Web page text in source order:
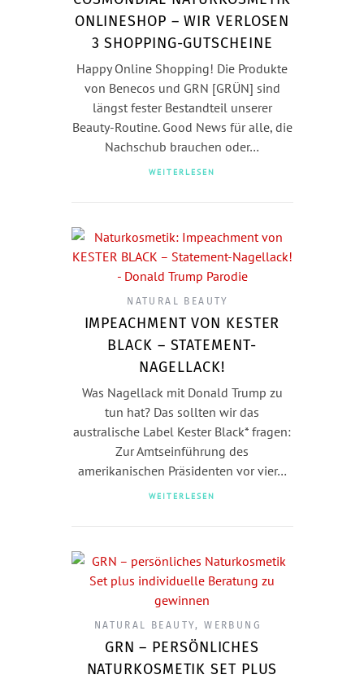
ONLINESHOP – WIR VERLOSEN
3 SHOPPING-GUTSCHEINE
Happy Online Shopping! Die Produkte
von Benecos und GRN [GRÜN] sind
längst fester Bestandteil unserer
Beauty-Routine. Good News für alle, die
Nachschub brauchen oder…
WEITERLESEN
NATURAL BEAUTY
IMPEACHMENT VON KESTER
BLACK – STATEMENT-
NAGELLACK!
Was Nagellack mit Donald Trump zu
tun hat? Das sollten wir das
australische Label Kester Black* fragen:
Zur Amtseinführung des
amerikanischen Präsidenten vor vier…
WEITERLESEN
NATURAL BEAUTY,WERBUNG
GRN – PERSÖNLICHES
NATURKOSMETIK SET PLUS